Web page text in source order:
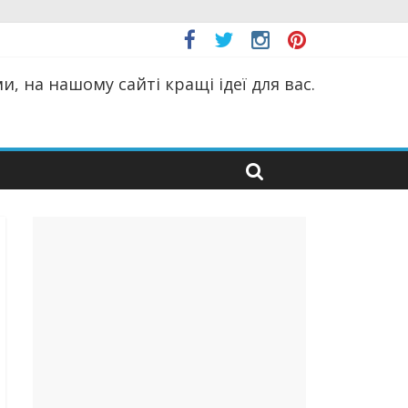
на нашому сайті кращі ідеї для вас.